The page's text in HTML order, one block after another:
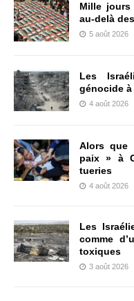
Mille jours
au-delà
5 août 2026
Les
génocide à
4 août 2026
Alors que
paix » à
tueries
4 août 2026
Les
comme
toxiques
3 août 2026